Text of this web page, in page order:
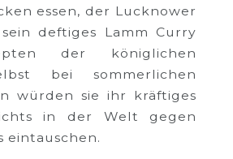
essen, der Lucknower
deftiges Lamm Curry
der königlichen
bei sommerlichen
würden sie ihr kräftiges
in der Welt gegen
eintauschen.